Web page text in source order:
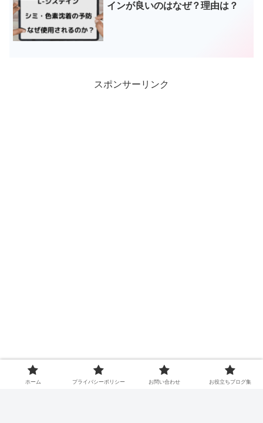
インが良いのはなぜ？理由は？
スポンサーリンク
コメント
ホーム プライバシーポリシー お問い合わせ お役立ちブログ集